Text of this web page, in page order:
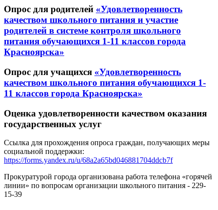
Опрос для родителей «Удовлетворенность
качеством школьного питания и участие
родителей в системе контроля школьного
питания обучающихся 1-11 классов города
Красноярска»
Опрос для учащихся «Удовлетворенность
качеством школьного питания обучающихся 1-
11 классов города Красноярска»
Оценка удовлетворенности качеством оказания
государственных услуг
Ссылка для прохождения опроса граждан, получающих меры
социальной поддержки:
https://forms.yandex.ru/u/68a2a65bd046881704ddcb7f
Прокуратурой города организована работа телефона «горячей
линии» по вопросам организации школьного питания - 229-
15-39